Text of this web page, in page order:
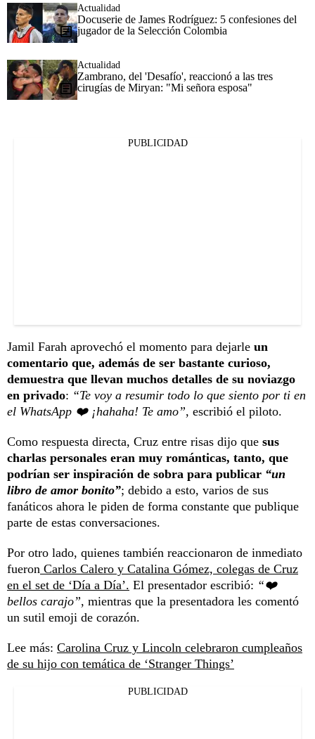
Actualidad
Docuserie de James Rodríguez: 5 confesiones del
jugador de la Selección Colombia
Actualidad
Zambrano, del 'Desafío', reaccionó a las tres
cirugías de Miryan: "Mi señora esposa"
PUBLICIDAD
Jamil Farah aprovechó el momento para dejarle un
comentario que, además de ser bastante curioso,
demuestra que llevan muchos detalles de su noviazgo
en privado: “Te voy a resumir todo lo que siento por ti en
el WhatsApp ❤️ ¡hahaha! Te amo”, escribió el piloto.
Como respuesta directa, Cruz entre risas dijo que sus
charlas personales eran muy románticas, tanto, que
podrían ser inspiración de sobra para publicar “un
libro de amor bonito”; debido a esto, varios de sus
fanáticos ahora le piden de forma constante que publique
parte de estas conversaciones.
Por otro lado, quienes también reaccionaron de inmediato
fueron Carlos Calero y Catalina Gómez, colegas de Cruz
en el set de ‘Día a Día’. El presentador escribió: “❤️
bellos carajo”, mientras que la presentadora les comentó
un sutil emoji de corazón.
Lee más: Carolina Cruz y Lincoln celebraron cumpleaños
de su hijo con temática de ‘Stranger Things’
PUBLICIDAD